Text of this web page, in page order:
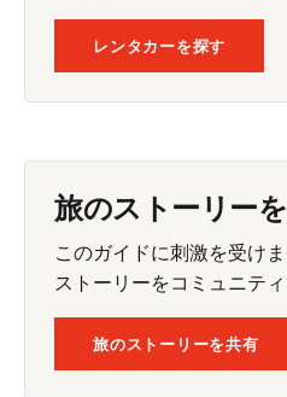
レンタカーを探す
旅のストーリー
このガイドに刺激を受け
ストーリーをコミュニテ
旅のストーリーを共有